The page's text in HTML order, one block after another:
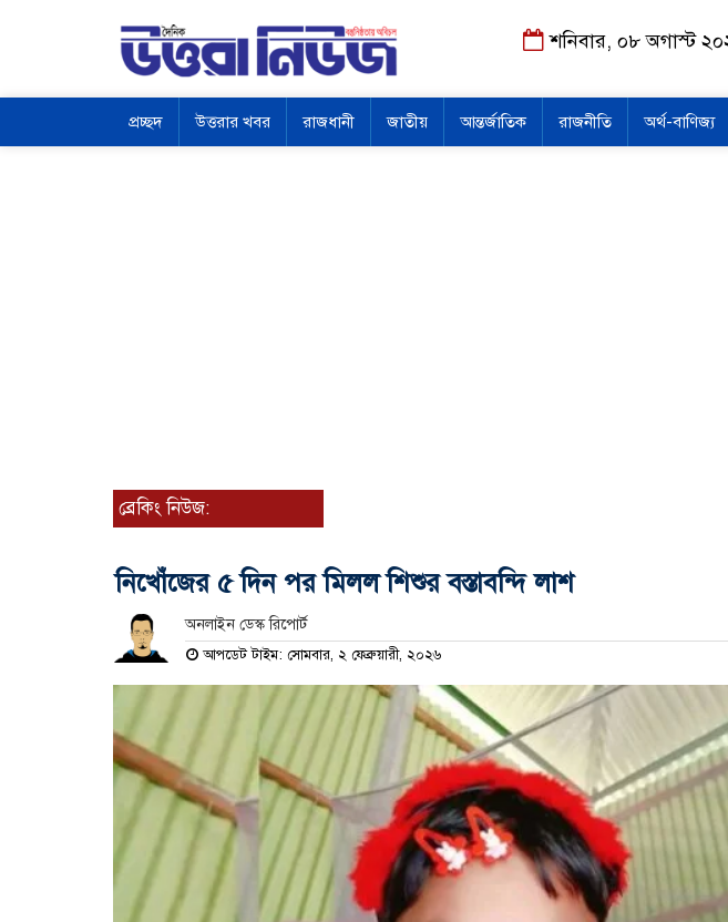
শনিবার, ০৮ অগাস্ট
প্রচ্ছদ উত্তরার খবর রাজধানী জাতীয় আন্তর্জাতিক রাজনীতি অর্থ-বাণিজ্য
ব্রেকিং নিউজ:
নিখোঁজের ৫ দিন পর মিলল শিশুর বস্তাবন্দি লাশ
অনলাইন ডেস্ক রিপোর্ট
আপডেট টাইম: সোমবার, ২ ফেব্রুয়ারী, ২০২৬